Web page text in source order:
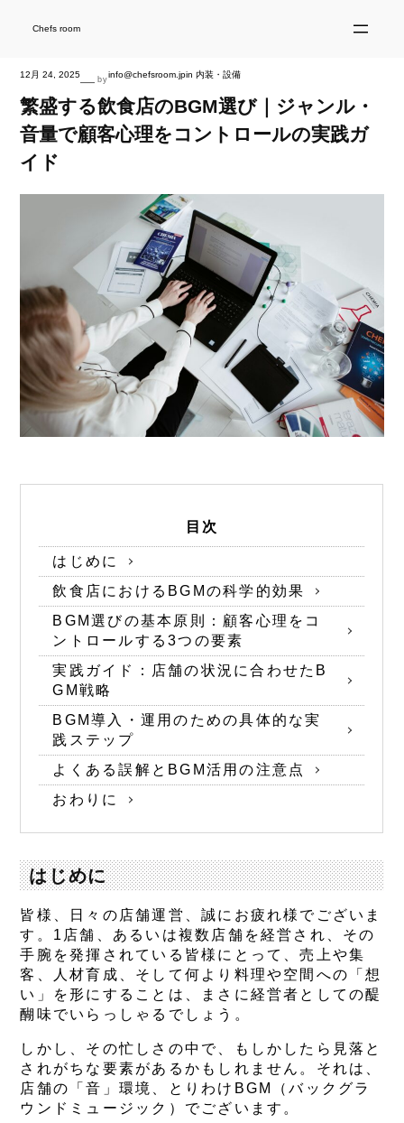
Chefs room
12月 24, 2025— byinfo@chefsroom.jpin内装・設備
繁盛する飲食店のBGM選び｜ジャンル・
音量で顧客心理をコントロールの実践ガ
イド
目次
はじめに
飲食店におけるBGMの科学的効果
BGM選びの基本原則：顧客心理をコ
ントロールする3つの要素
実践ガイド：店舗の状況に合わせたB
GM戦略
BGM導入・運用のための具体的な実
践ステップ
よくある誤解とBGM活用の注意点
おわりに
はじめに
皆様、日々の店舗運営、誠にお疲れ様でございま
す。1店舗、あるいは複数店舗を経営され、その
手腕を発揮されている皆様にとって、売上や集
客、人材育成、そして何より料理や空間への「想
い」を形にすることは、まさに経営者としての醍
醐味でいらっしゃるでしょう。
しかし、その忙しさの中で、もしかしたら見落と
されがちな要素があるかもしれません。それは、
店舗の「音」環境、とりわけBGM（バックグラ
ウンドミュージック）でございます。